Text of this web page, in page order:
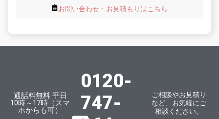
お問い合わせ・お見積もりはこちら
ご相談やお見積り
など、お気軽にご
相談ください。
0120-
747-
通話料無料 平日
10時～17時（スマ
ホからも可）